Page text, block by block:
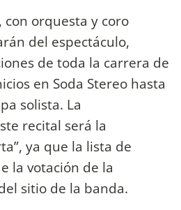
con orquesta y coro
del espectáculo,
de toda la carrera de
en Soda Stereo hasta
solista. La
recital será la
ya que la lista de
la votación de la
sitio de la banda.